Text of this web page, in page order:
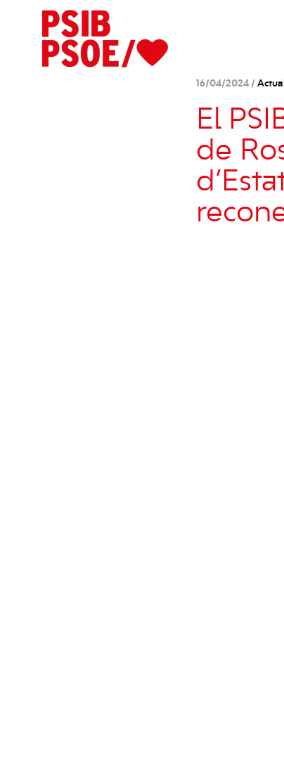
16/04/2024 /
El
de